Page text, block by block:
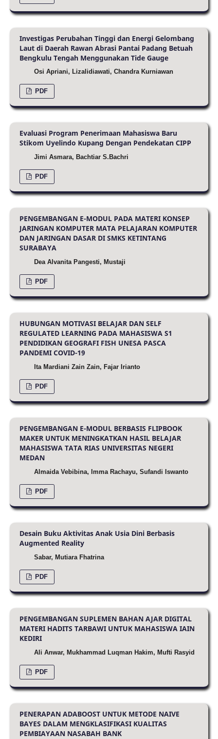
Investigas Perubahan Tinggi dan Energi Gelombang
Laut di Daerah Rawan Abrasi Pantai Padang Betuah
Bengkulu Tengah Menggunakan Tide Gauge
Osi Apriani, Lizalidiawati, Chandra Kurniawan
PDF
Evaluasi Program Penerimaan Mahasiswa Baru
Stikom Uyelindo Kupang Dengan Pendekatan CIPP
Jimi Asmara, Bachtiar S.Bachri
PDF
PENGEMBANGAN E-MODUL PADA MATERI KONSEP
JARINGAN KOMPUTER MATA PELAJARAN KOMPUTER
DAN JARINGAN DASAR DI SMKS KETINTANG
SURABAYA
Dea Alvanita Pangesti, Mustaji
PDF
HUBUNGAN MOTIVASI BELAJAR DAN SELF
REGULATED LEARNING PADA MAHASISWA S1
PENDIDIKAN GEOGRAFI FISH UNESA PASCA
PANDEMI COVID-19
Ita Mardiani Zain Zain, Fajar Irianto
PDF
PENGEMBANGAN E-MODUL BERBASIS FLIPBOOK
MAKER UNTUK MENINGKATKAN HASIL BELAJAR
MAHASISWA TATA RIAS UNIVERSITAS NEGERI
MEDAN
Almaida Vebibina, Imma Rachayu, Sufandi Iswanto
PDF
Desain Buku Aktivitas Anak Usia Dini Berbasis
Augmented Reality
Sabar, Mutiara Fhatrina
PDF
PENGEMBANGAN SUPLEMEN BAHAN AJAR DIGITAL
MATERI HADITS TARBAWI UNTUK MAHASISWA IAIN
KEDIRI
Ali Anwar, Mukhammad Luqman Hakim, Mufti Rasyid
PDF
PENERAPAN ADABOOST UNTUK METODE NAIVE
BAYES DALAM MENGKLASIFIKASI KUALITAS
PEMBIAYAAN NASABAH BANK